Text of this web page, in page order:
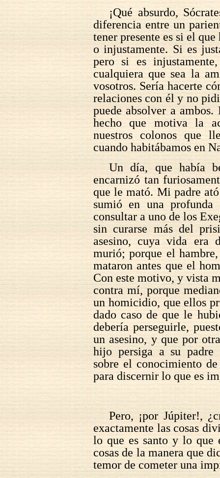
¡Qué absurdo,
diferencia entre un
tener presente es si el
o injustamente. Si es
pero si es
cualquiera que sea la
vosotros. Sería hacerte
relaciones con él y no
puede absolver a
hecho que motiva la
nuestros colonos que
cuando habitábamos en
Un día, que había
encarnizó tan
que le mató. Mi padre
sumió en una
consultar a uno de los
sin curarse más del
asesino, cuya vida era
murió; porque el
mataron antes que el
Con este motivo, y vista
contra mí, porque
un homicidio, que ellos
dado caso de que le
debería perseguirle,
un asesino, y que por
hijo persiga a su padre
sobre el conocimiento
para discernir lo que es
Pero, ¡por Júpiter!,
exactamente las cosas
lo que es santo y lo que
cosas de la manera que
temor de cometer una